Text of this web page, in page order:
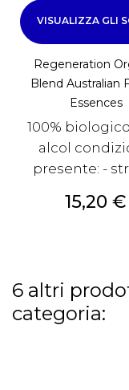
VISUALIZZA GLI
Regeneration
Blend Australian
Essences
100%
alcol
presente: -
Prezzo
15,20 €
6 altri
categoria: